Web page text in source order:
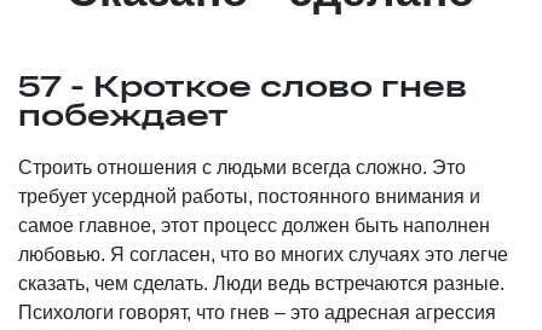
57 - Кроткое слово гнев
побеждает
Строить отношения с людьми всегда сложно. Это
требует усердной работы, постоянного внимания и
самое главное, этот процесс должен быть наполнен
любовью. Я согласен, что во многих случаях это легче
сказать, чем сделать. Люди ведь встречаются разные.
Психологи говорят, что гнев – это адресная агрессия